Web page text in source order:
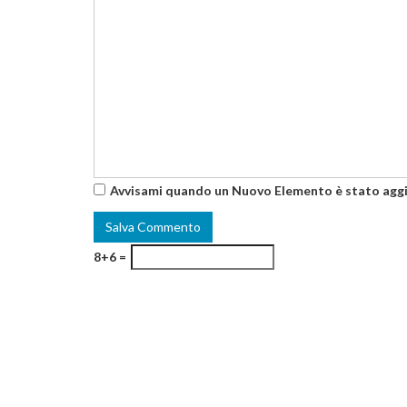
Avvisami quando un Nuovo Elemento è stato
8+6 =